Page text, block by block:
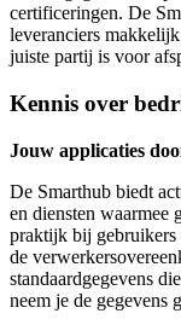
certificeringen. De
leveranciers
juiste partij is voor
Kennis over
Jouw applicaties
De Smarthub biedt
en diensten waarmee
praktijk bij gebruikers
de
standaardgegevens
neem je de gegevens